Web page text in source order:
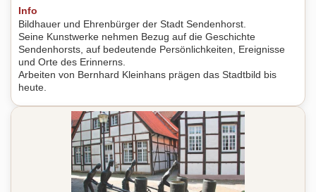
Info
Bildhauer und Ehrenbürger der Stadt Sendenhorst.
Seine Kunstwerke nehmen Bezug auf die Geschichte
Sendenhorsts, auf bedeutende Persönlichkeiten, Ereignisse
und Orte des Erinnerns.
Arbeiten von Bernhard Kleinhans prägen das Stadtbild bis
heute.